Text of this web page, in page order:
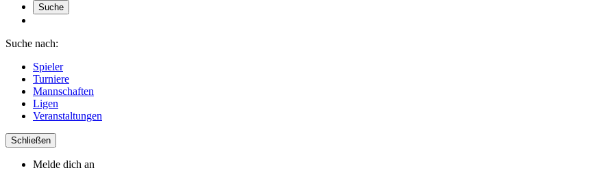
Suche
Suche nach:
Spieler
Turniere
Mannschaften
Ligen
Veranstaltungen
Schließen
Melde dich an